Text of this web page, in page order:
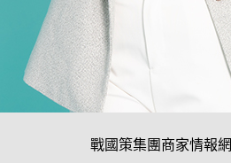
戰國策集團商家情報